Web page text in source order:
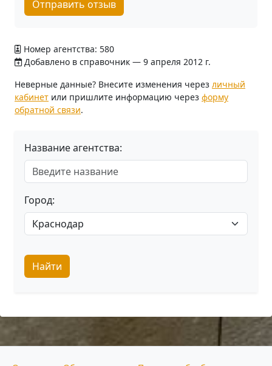
Отправить отзыв
Номер агентства: 580
Добавлено в справочник — 9 апреля 2012 г.
Неверные данные? Внесите изменения через личный
кабинет или пришлите информацию через форму
обратной связи.
Название агентства:
Город:
Найти